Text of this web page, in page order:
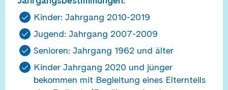
Kinder: Jahrgang 2010-2019
Jugend: Jahrgang 2007-2009
Senioren: Jahrgang 1962 und älter
Kinder Jahrgang 2020 und jünger
bekommen mit Begleitung eines Elternteils